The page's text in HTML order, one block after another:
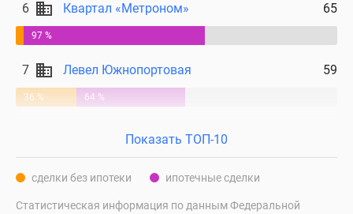
6 Квартал «Метроном» 65
97 %
7 Левел Южнопортовая 59
36 % 64 %
Показать ТОП-10
сделки без ипотеки ипотечные сделки
Статистическая информация по данным Федеральной